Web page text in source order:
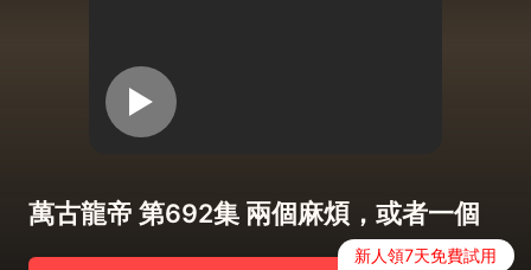
萬古龍帝 第692集 兩個麻煩，或者一個
新人領7天免費試用